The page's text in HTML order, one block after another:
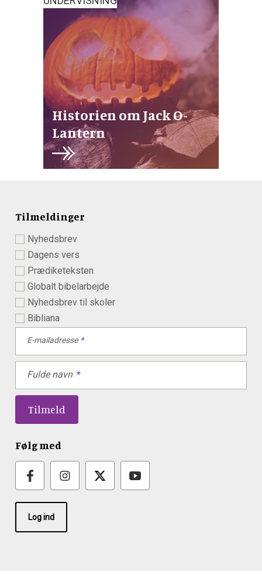
Historien om Jack O-
Lantern
Tilmeldinger
Nyhedsbrev
Dagens vers
Prædiketeksten
Globalt bibelarbejde
Nyhedsbrev til skoler
Bibliana
E-mailadresse
Fulde navn
Følg med
Log ind